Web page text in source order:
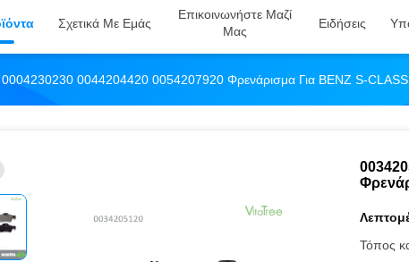
Σχετικά Με Εμάς
Επικοινωνήστε Μαζί
Μας
Ειδήσεις
0044204420 0054207920 Φρενάρισμα Για BENZ S-
Τόπος